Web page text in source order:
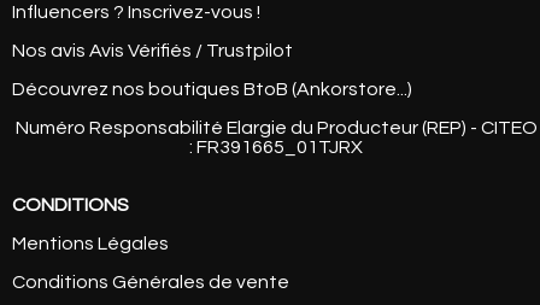
Influencers ? Inscrivez-vous !
Nos avis Avis Vérifiés / Trustpilot
Découvrez nos boutiques BtoB (Ankorstore...)
Numéro Responsabilité Elargie du Producteur (REP) - CITEO
: FR391665_01TJRX
CONDITIONS
Mentions Légales
Conditions Générales de vente